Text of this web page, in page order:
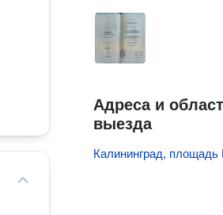
Адреса и
выезда
Калининград,